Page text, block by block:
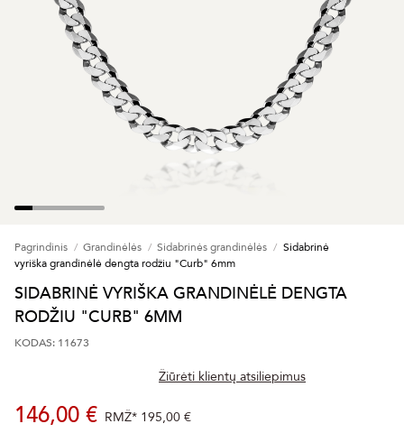
Pagrindinis Grandinėlės Sidabrinės grandinėlės
Sidabrinė
vyriška grandinėlė dengta rodžiu "Curb" 6mm
SIDABRINĖ VYRIŠKA GRANDINĖLĖ DENGTA
RODŽIU "CURB" 6MM
KODAS: 11673
Žiūrėti klientų atsiliepimus
146,00 € RMŽ* 195,00 €